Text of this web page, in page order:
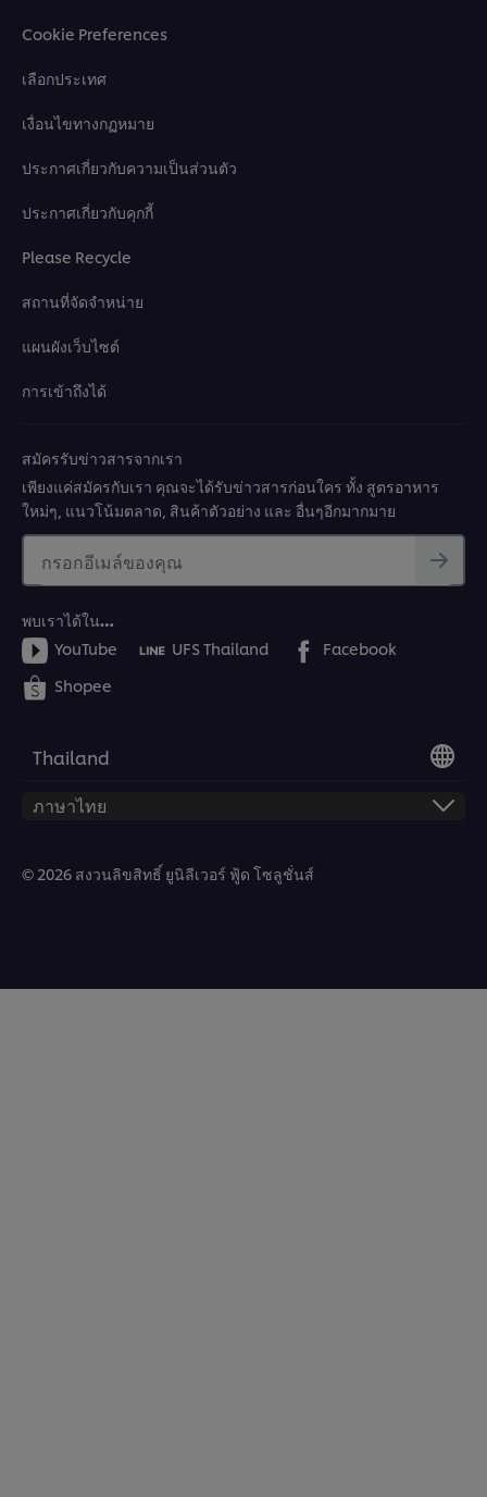
Cookie Preferences
เลือกประเทศ
เงื่อนไขทางกฏหมาย
ประกาศเกี่ยวกับความเป็นส่วนตัว
ประกาศเกี่ยวกับคุกกี้
Please Recycle
สถานที่จัดจำหน่าย
แผนผังเว็บไซต์
การเข้าถึงได้
สมัครรับข่าวสารจากเรา
เพียงแค่สมัครกับเรา คุณจะได้รับข่าวสารก่อนใคร ทั้ง สูตรอาหาร
ใหม่ๆ, แนวโน้มตลาด, สินค้าตัวอย่าง และ อื่นๆอีกมากมาย
กรอกอีเมล์ของคุณ
พบเราได้ใน…
YouTube
UFS Thailand
Facebook
Shopee
Thailand
© 2026 สงวนลิขสิทธิ์ ยูนิลีเวอร์ ฟู้ด โซลูชั่นส์